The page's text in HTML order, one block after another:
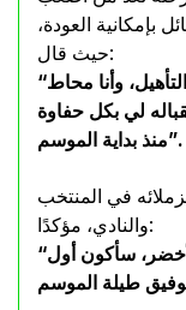
بإمكانية العودة،
حيث قال:
“أركز حاليًا على الجراحة المقبلة وفترة التأهيل، وأنا محاط
لي بكل حفاوة
منذ بداية الموسم”.
في المنتخب
والنادي، مؤكدًا:
“حتى وإن كنت خارج المستطيل الأخضر، سأكون أول